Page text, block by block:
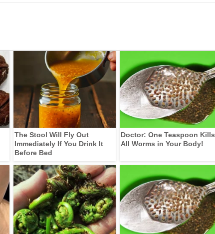
The Stool Will Fly Out
Immediately If You Drink It
Before Bed
Doctor: One Teaspoon Kills
All Worms in Your Body!